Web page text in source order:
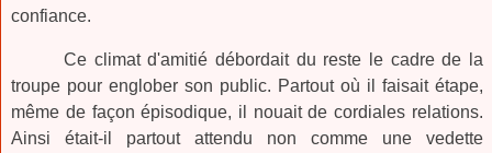
confiance.
Ce climat d'amitié débordait du reste le cadre de la
troupe pour englober son public. Partout où il faisait étape,
même de façon épisodique, il nouait de cordiales relations.
Ainsi était-il partout attendu non comme une vedette